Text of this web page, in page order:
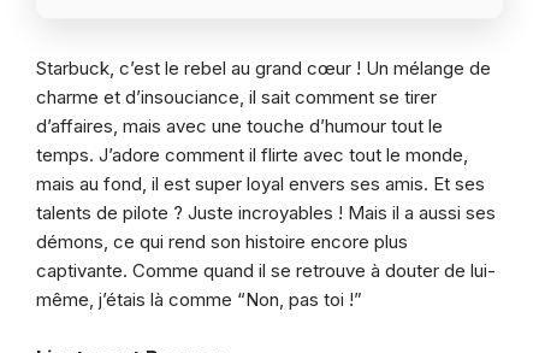
Starbuck, c’est le rebel au grand cœur ! Un mélange de
charme et d’insouciance, il sait comment se tirer
d’affaires, mais avec une touche d’humour tout le
temps. J’adore comment il flirte avec tout le monde,
mais au fond, il est super loyal envers ses amis. Et ses
talents de pilote ? Juste incroyables ! Mais il a aussi ses
démons, ce qui rend son histoire encore plus
captivante. Comme quand il se retrouve à douter de lui-
même, j’étais là comme “Non, pas toi !”